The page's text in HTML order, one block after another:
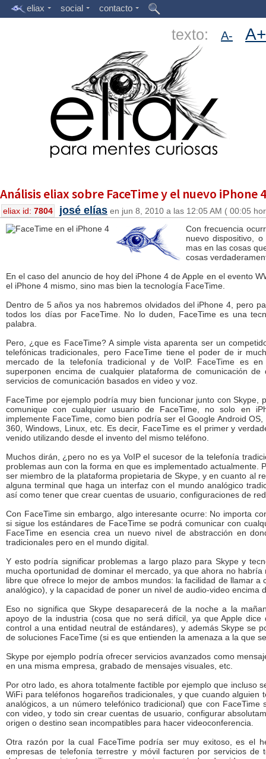
eliax social contacto
texto: A- A+
Análisis eliax sobre FaceTime y el nuevo iPhone
eliax id: 7804 josé elías en jun 8, 2010 a las 12:05 AM ( 00:05
Con frecuencia
nuevo dispositivo,
mas en las cosas
cosas
En el caso del anuncio de hoy del iPhone 4 de Apple en el evento
el iPhone 4 mismo, sino mas bien la tecnología FaceTime.
Dentro de 5 años ya nos habremos olvidados del iPhone 4, pero
todos los días por FaceTime. No lo duden, FaceTime es una
palabra.
Pero, ¿que es FaceTime? A simple vista aparenta ser un
telefónicas tradicionales, pero FaceTime tiene el poder de ir
mercado de la telefonía tradicional y de VoIP. FaceTime es
superponen encima de cualquier plataforma de comunicación
servicios de comunicación basados en video y voz.
FaceTime por ejemplo podría muy bien funcionar junto con Skype,
comunique con cualquier usuario de FaceTime, no solo en
implemente FaceTime, como bien podría ser el Google Android
360, Windows, Linux, etc. Es decir, FaceTime es el primer y
venido utilizando desde el invento del mismo teléfono.
Muchos dirán, ¿pero no es ya VoIP el sucesor de la telefonía
problemas aun con la forma en que es implementado actualmente.
ser miembro de la plataforma propietaria de Skype, y en cuanto al
alguna terminal que haga un interfaz con el mundo analógico
así como tener que crear cuentas de usuario, configuraciones de
Con FaceTime sin embargo, algo interesante ocurre: No importa
si sigue los estándares de FaceTime se podrá comunicar con
FaceTime en esencia crea un nuevo nivel de abstracción en
tradicionales pero en el mundo digital.
Y esto podría significar problemas a largo plazo para Skype y
mucha oportunidad de dominar el mercado, ya que ahora no
libre que ofrece lo mejor de ambos mundos: la facilidad de llamar
analógico), y la capacidad de poner un nivel de audio-video encima
Eso no significa que Skype desaparecerá de la noche a la
apoyo de la industria (cosa que no será difícil, ya que Apple
control a una entidad neutral de estándares), y además Skype se
de soluciones FaceTime (si es que entienden la amenaza a la que
Skype por ejemplo podría ofrecer servicios avanzados como
en una misma empresa, grabado de mensajes visuales, etc.
Por otro lado, es ahora totalmente factible por ejemplo que incluso
WiFi para teléfonos hogareños tradicionales, y que cuando alguien
analógicos, a un número telefónico tradicional) que con
con video, y todo sin crear cuentas de usuario, configurar
origen o destino sean incompatibles para hacer videoconferencia.
Otra razón por la cual FaceTime podría ser muy exitoso, es el
empresas de telefonía terrestre y móvil facturen por servicios de